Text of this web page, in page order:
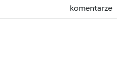
komentarze